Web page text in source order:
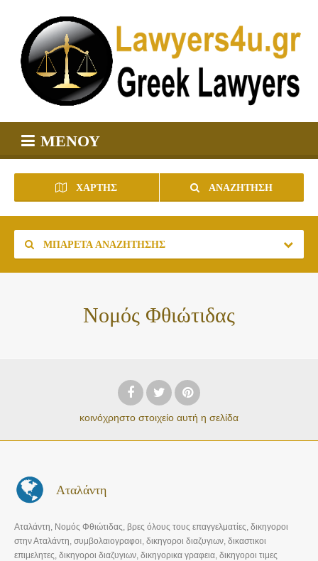
ΜΕΝΟΎ
ΧΆΡΤΗΣ ΑΝΑΖΉΤΗΣΗ
ΜΠΑΡΈΤΑ ΑΝΑΖΉΤΗΣΗΣ
Νομός Φθιώτιδας
κοινόχρηστο στοιχείο αυτή η σελίδα
Αταλάντη
Αταλάντη, Νομός Φθιώτιδας, βρες όλους τους επαγγελματίες, δικηγοροι
στην Αταλάντη, συμβολαιογραφοι, δικηγοροι διαζυγιων, δικαστικοι
επιμελητες, δικηγοροι διαζυγιων, δικηγορικα γραφεια, δικηγοροι τιμες